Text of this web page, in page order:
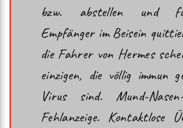
bzw. abstellen und
Empfänger im Beisein
die Fahrer von Hermes
einzigen, die völlig immun
Virus sind. Mund-
Fehlanzeige. Kontaktlose